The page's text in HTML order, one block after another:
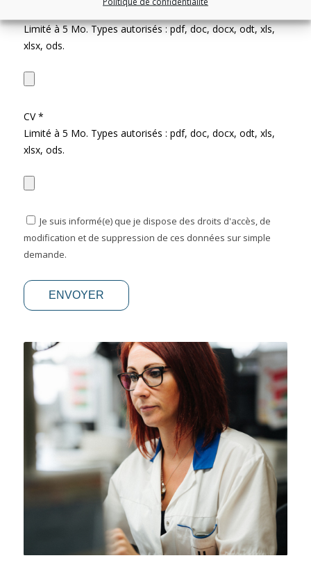
Limité à 5 Mo. Types autorisés : pdf, doc, docx, odt, xls,
xlsx, ods.
CV *
Limité à 5 Mo. Types autorisés : pdf, doc, docx, odt, xls,
xlsx, ods.
Je suis informé(e) que je dispose des droits d'accès, de
modification et de suppression de ces données sur simple
demande.